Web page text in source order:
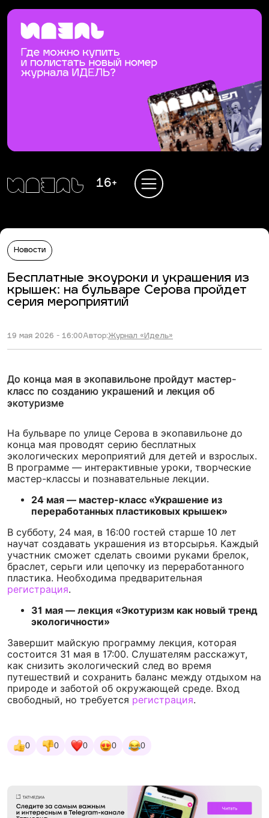
16+
Новости
Бесплатные экоуроки и украшения из
крышек: на бульваре Серова пройдет
серия мероприятий
19 мая 2026 - 16:00Автор:Журнал «Идель»
До конца мая в экопавильоне пройдут мастер-
класс по созданию украшений и лекция об
экотуризме
На бульваре по улице Серова в экопавильоне до
конца мая проводят серию бесплатных
экологических мероприятий для детей и взрослых.
В программе — интерактивные уроки, творческие
мастер-классы и познавательные лекции.
24 мая — мастер-класс «Украшение из
переработанных пластиковых крышек»
В субботу, 24 мая, в 16:00 гостей старше 10 лет
научат создавать украшения из вторсырья. Каждый
участник сможет сделать своими руками брелок,
браслет, серьги или цепочку из переработанного
пластика. Необходима предварительная
регистрация.
31 мая — лекция «Экотуризм как новый тренд
экологичности»
Завершит майскую программу лекция, которая
состоится 31 мая в 17:00. Слушателям расскажут,
как снизить экологический след во время
путешествий и сохранить баланс между отдыхом на
природе и заботой об окружающей среде. Вход
свободный, но требуется регистрация.
0 0 0 0 0